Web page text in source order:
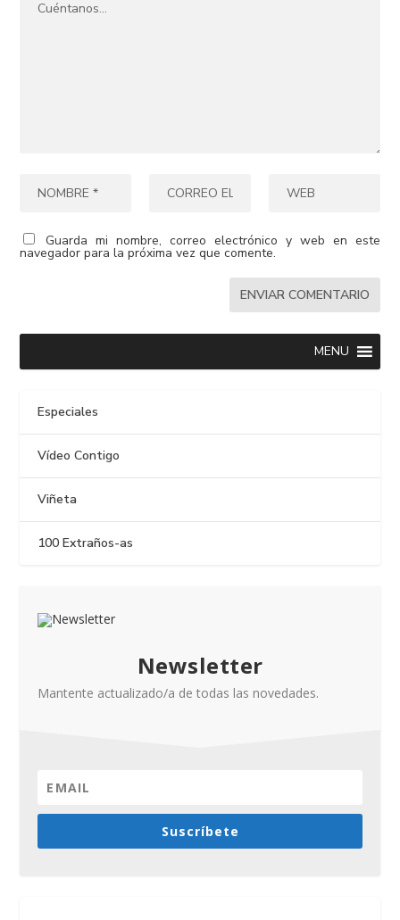
Guarda mi nombre, correo electrónico y web en este
navegador para la próxima vez que comente.
MENU
Especiales
Vídeo Contigo
Viñeta
100 Extraños-as
Newsletter
Mantente actualizado/a de todas las novedades.
Suscríbete